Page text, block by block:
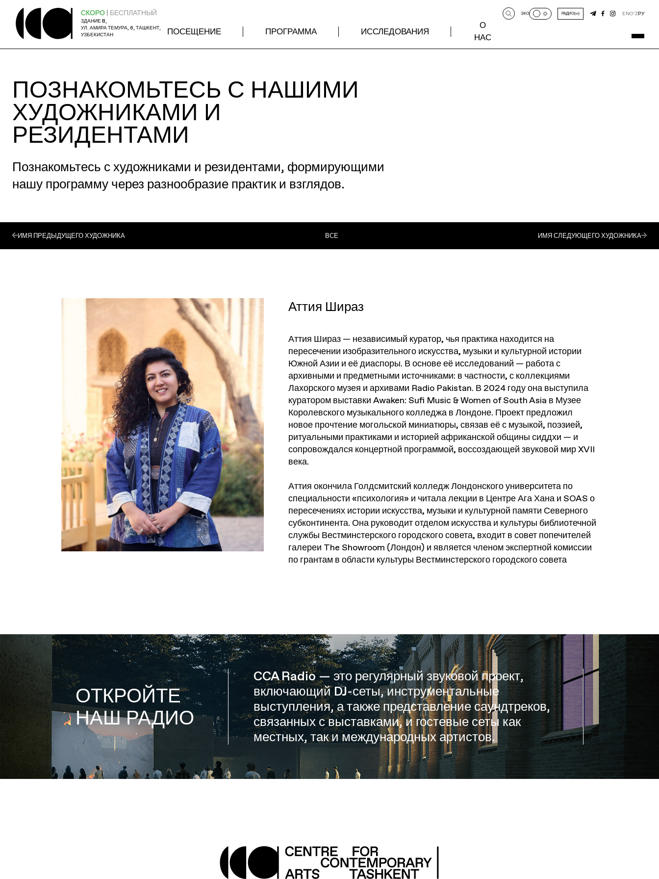
СКОРО | БЕСПЛАТНЫЙ
ЗДАНИЕ B,
УЛ. АМИРА ТЕМУРА, 6, ТАШКЕНТ,
УЗБЕКИСТАН
ПОСЕЩЕНИЕ ПРОГРАММА ИССЛЕДОВАНИЯ
О
НАС
ЭКО РАДИО ENO‘ZРУ
ПОЗНАКОМЬТЕСЬ С НАШИМИ
ХУДОЖНИКАМИ И
РЕЗИДЕНТАМИ
Познакомьтесь с художниками и резидентами, формирующими
нашу программу через разнообразие практик и взглядов.
ИМЯ ПРЕДЫДУЩЕГО ХУДОЖНИКА ВСЕ ИМЯ СЛЕДУЮЩЕГО ХУДОЖНИКА
Аттия Шираз
Аттия Шираз — независимый куратор, чья практика находится на
пересечении изобразительного искусства, музыки и культурной истории
Южной Азии и её диаспоры. В основе её исследований — работа с
архивными и предметными источниками: в частности, с коллекциями
Лахорского музея и архивами Radio Pakistan. В 2024 году она выступила
куратором выставки Awaken: Sufi Music & Women of South Asia в Музее
Королевского музыкального колледжа в Лондоне. Проект предложил
новое прочтение могольской миниатюры, связав её с музыкой, поэзией,
ритуальными практиками и историей африканской общины сиддхи — и
сопровождался концертной программой, воссоздающей звуковой мир XVII
века.
Аттия окончила Голдсмитский колледж Лондонского университета по
специальности «психология» и читала лекции в Центре Ага Хана и SOAS о
пересечениях истории искусства, музыки и культурной памяти Северного
субконтинента. Она руководит отделом искусства и культуры библиотечной
службы Вестминстерского городского совета, входит в совет попечителей
галереи The Showroom (Лондон) и является членом экспертной комиссии
по грантам в области культуры Вестминстерского городского совета
ОТКРОЙТЕ
НАШ РАДИО
CCA Radio — это регулярный звуковой проект,
включающий DJ-сеты, инструментальные
выступления, а также представление саундтреков,
связанных с выставками, и гостевые сеты как
местных, так и международных артистов.